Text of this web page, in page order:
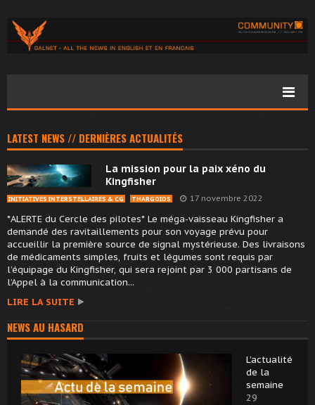
LATEST NEWS // DERNIÈRES ACTUALITÉS
La mission pour la paix xéno du
Kingfisher
INITIATIVES INTERSTELLAIRES & CG THARGOIDS 17 novembre 2022
*ALERTE du Cercle des pilotes* Le méga-vaisseau Kingfisher a
demandé des ravitaillements pour son voyage prévu pour
accueillir la première source de signal mystérieuse. Des livraisons
de médicaments simples, fruits et légumes sont requis par
l’équipage du Kingfisher, qui sera rejoint par 3 000 partisans de
l’Appel à la communication...
LIRE LA SUITE
NEWS AU HASARD
L’actualité
de la
semaine
29